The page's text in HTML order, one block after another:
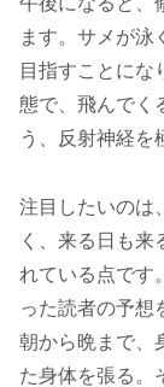
ます。サメが泳
目指すことにな
態で、飛んでく
う、反射神経を
注目したいのは
く、来る日も
れている点です
った読者の予想
朝から晩まで、
た身体を張る。